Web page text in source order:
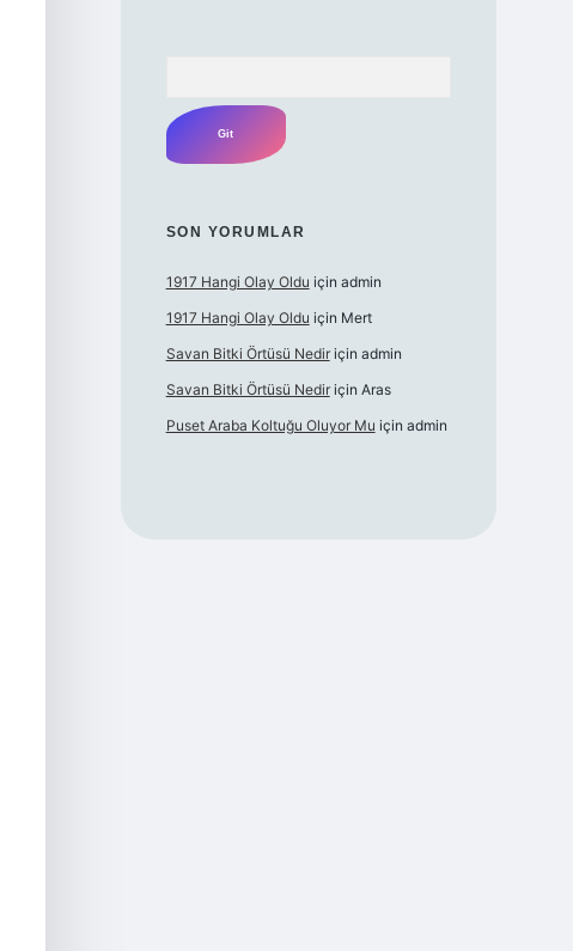
SON YORUMLAR
1917 Hangi Olay Oldu için admin
1917 Hangi Olay Oldu için Mert
Savan Bitki Örtüsü Nediriçin admin
Savan Bitki Örtüsü Nediriçin Aras
Puset Araba Koltuğu Oluyor Mu için admin